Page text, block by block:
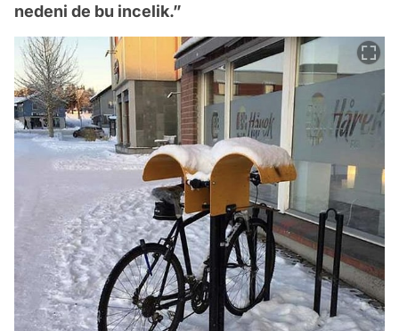
nedeni de bu incelik.”